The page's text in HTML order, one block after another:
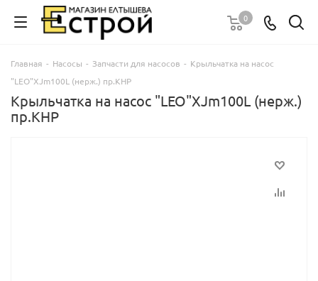
0
Главная - Насосы - Запчасти для насосов - Крыльчатка на насос
"LEO"XJm100L (нерж.) пр.КНР
Крыльчатка на насос "LEO"XJm100L (нерж.)
пр.КНР